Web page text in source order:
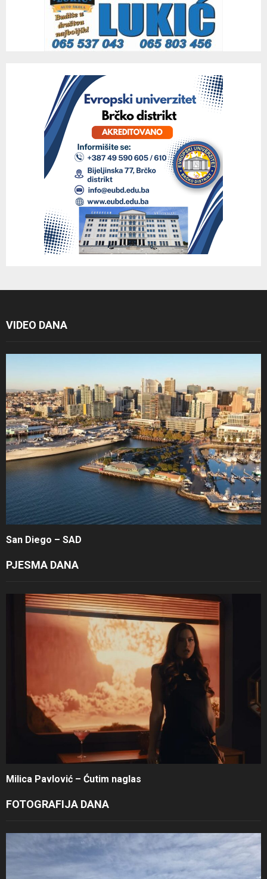
VIDEO DANA
San Diego – SAD
PJESMA DANA
Milica Pavlović – Ćutim naglas
FOTOGRAFIJA DANA